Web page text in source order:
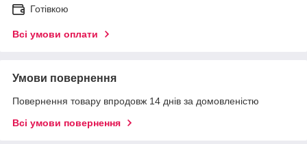
Готівкою
Всі умови оплати
Умови повернення
Повернення товару впродовж 14 днів за домовленістю
Всі умови повернення